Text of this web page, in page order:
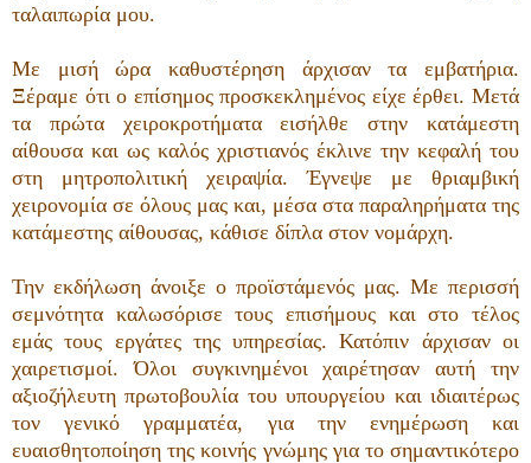
ταλαιπωρία μου.
Με μισή ώρα καθυστέρηση άρχισαν τα εμβατήρια.
Ξέραμε ότι ο επίσημος προσκεκλημένος είχε έρθει. Μετά
τα πρώτα χειροκροτήματα εισήλθε στην κατάμεστη
αίθουσα και ως καλός χριστιανός έκλινε την κεφαλή του
στη μητροπολιτική χειραψία. Έγνεψε με θριαμβική
χειρονομία σε όλους μας και, μέσα στα παραληρήματα της
κατάμεστης αίθουσας, κάθισε δίπλα στον νομάρχη.
Την εκδήλωση άνοιξε ο προϊστάμενός μας. Με περισσή
σεμνότητα καλωσόρισε τους επισήμους και στο τέλος
εμάς τους εργάτες της υπηρεσίας. Κατόπιν άρχισαν οι
χαιρετισμοί. Όλοι συγκινημένοι χαιρέτησαν αυτή την
αξιοζήλευτη πρωτοβουλία του υπουργείου και ιδιαιτέρως
τον γενικό γραμματέα, για την ενημέρωση και
ευαισθητοποίηση της κοινής γνώμης για το σημαντικότερο